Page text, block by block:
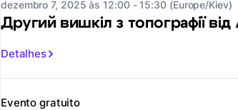
dezembro 7, 2025 às 12:00 - 15:30 (Europe/Kiev)
Другий вишкіл з топографії
Detalhes
Evento gratuito